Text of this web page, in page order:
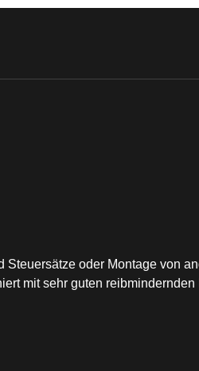
Steuersätze oder Montage von
mit sehr guten